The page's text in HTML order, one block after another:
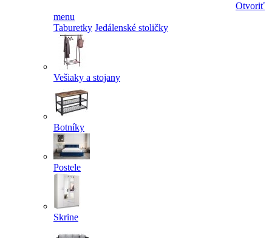
Otvoriť
menu
Taburetky Jedálenské stoličky
Vešiaky a stojany
Botníky
Postele
Skrine